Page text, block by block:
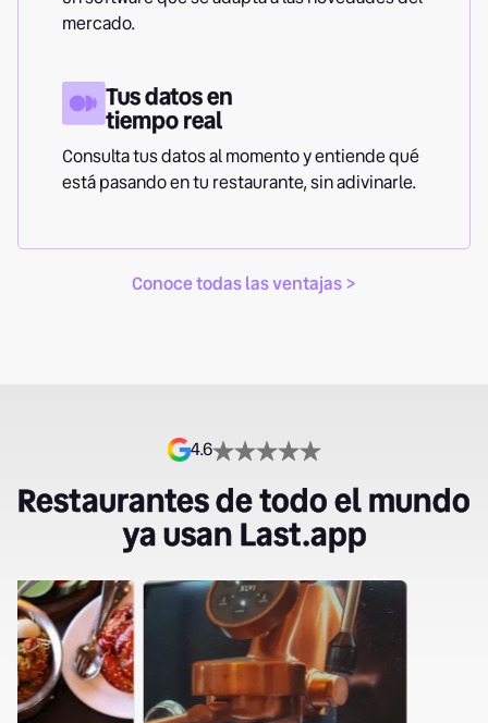
mercado.
Tus datos en
tiempo real
Consulta tus datos al momento y entiende qué
está pasando en tu restaurante, sin adivinarle.
Conoce todas las ventajas >
4.6
Restaurantes de todo el mundo
ya usan Last.app